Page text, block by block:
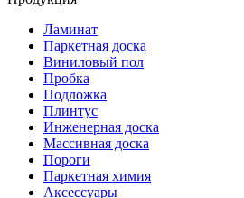
Ламинат
Паркетная доска
Виниловый пол
Пробка
Подложка
Плинтус
Инженерная доска
Массивная доска
Пороги
Паркетная химия
Аксессуары